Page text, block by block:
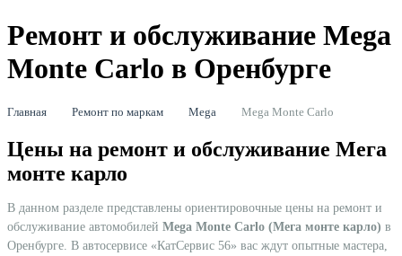
Ремонт и обслуживание Mega
Monte Carlo в Оренбурге
Главная Ремонт по маркам Mega Mega Monte Carlo
Цены на ремонт и обслуживание Мега
монте карло
В данном разделе представлены ориентировочные цены на ремонт и
обслуживание автомобилей Mega Monte Carlo (Мега монте карло) в
Оренбурге. В автосервисе «КатСервис 56» вас ждут опытные мастера,